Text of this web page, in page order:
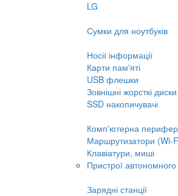
LG
Сумки для ноутбуків
Носії інформації
Карти пам'яті
USB флешки
Зовнішні жорсткі диски
SSD накопичувачі
Комп'ютерна
Маршрутизатори (Wi-
Клавіатури, миші
Пристрої
Зарядні станції